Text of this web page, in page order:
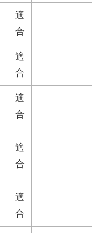
適
合
適
合
適
合
適
合
適
合